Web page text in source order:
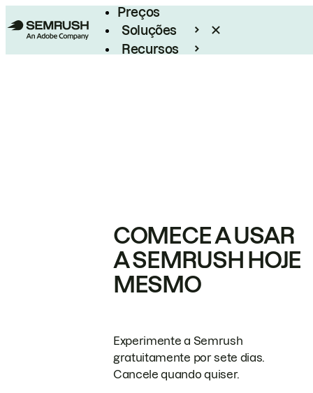
Preços
Soluções
Recursos
COMECE A USAR
A SEMRUSH HOJE
MESMO
Experimente a Semrush
gratuitamente por sete dias.
Cancele quando quiser.